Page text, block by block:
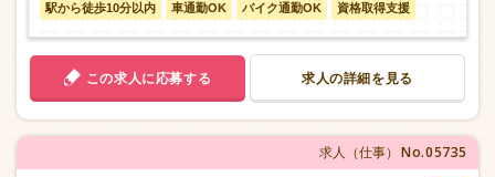
駅から徒歩10分以内 車通勤OK バイク通勤OK 資格取得支援
この求人に応募する 求人の詳細を見る
求人（仕事） No.05735